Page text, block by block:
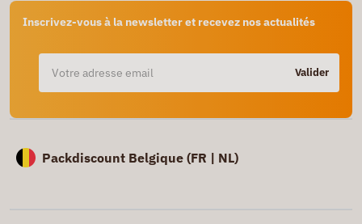
Inscrivez-vous à la newsletter et recevez nos actualités
Valider
Packdiscount Belgique (FR | NL)